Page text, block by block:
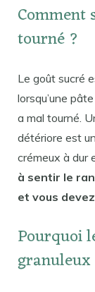
Comment
tourné ?
Le goût sucré
lorsqu’une
a mal tourné.
détériore est
crémeux à dur
à sentir le
et vous
Pourquoi
granuleux